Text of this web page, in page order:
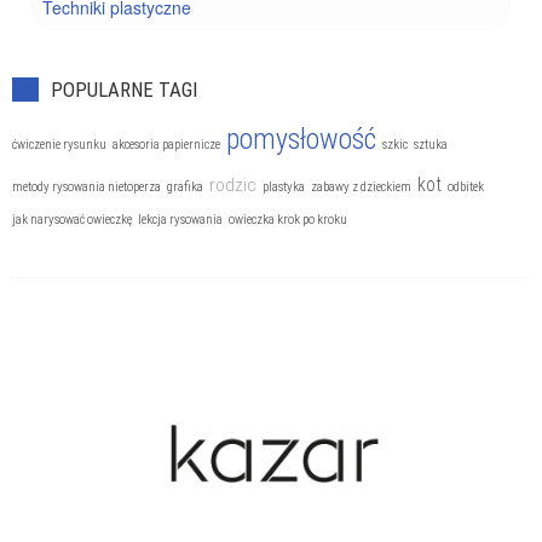
Techniki plastyczne
POPULARNE TAGI
ćwiczenie rysunku akcesoria papiernicze pomysłowość szkic sztuka
metody rysowania nietoperza grafika rodzic plastyka zabawy z dzieckiem kot odbitek
jak narysować owieczkę lekcja rysowania owieczka krok po kroku